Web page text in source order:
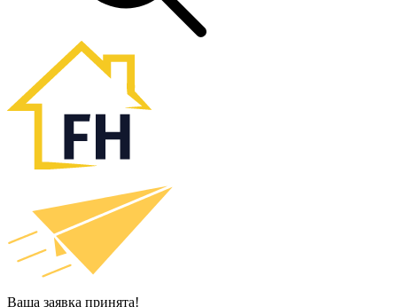
Ваша заявка принята!